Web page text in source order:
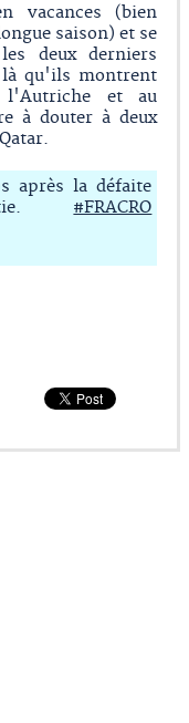
vacances (bien
saison) et se
deux derniers
qu'ils montrent
et au
à douter à deux
après la défaite
#FRACRO